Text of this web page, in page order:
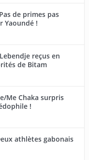
de primes pas
Yaoundé !
reçus en
de Bitam
Me Chaka surpris
!
athlètes gabonais